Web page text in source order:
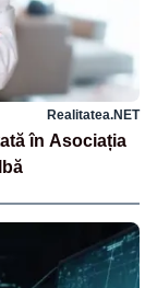
Realitatea.NET
în Asociația